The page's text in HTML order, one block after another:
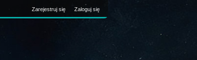
Zarejestruj się Zaloguj się